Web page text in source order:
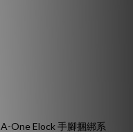
A-One Elock 手腳捆綁系